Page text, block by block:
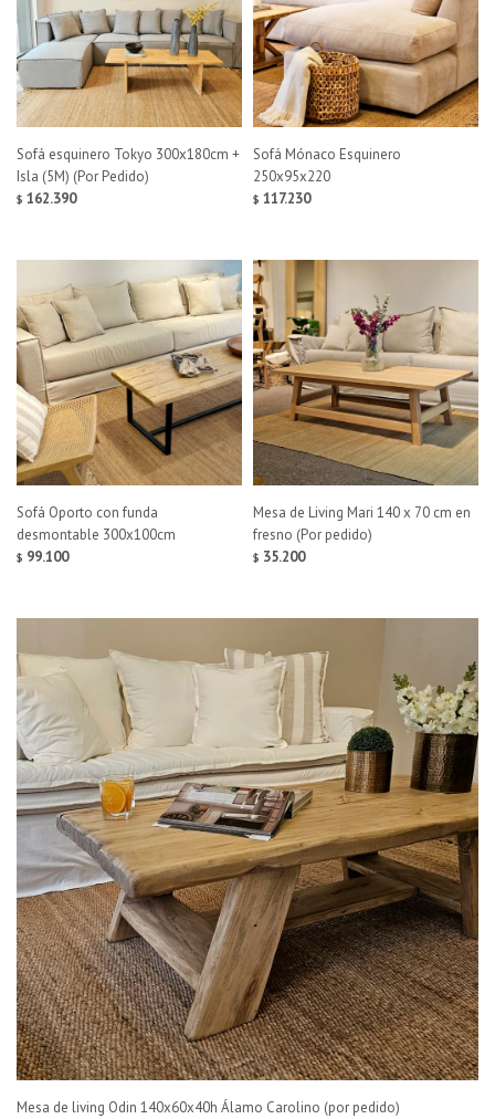
Sofá esquinero Tokyo 300x180cm +
Isla (5M) (Por Pedido)
$ 162.390
Sofá Mónaco Esquinero
250x95x220
$ 117.230
Sofá Oporto con funda
desmontable 300x100cm
$ 99.100
Mesa de Living Mari 140 x 70 cm en
fresno (Por pedido)
$ 35.200
Mesa de living Odin 140x60x40h Álamo Carolino (por pedido)